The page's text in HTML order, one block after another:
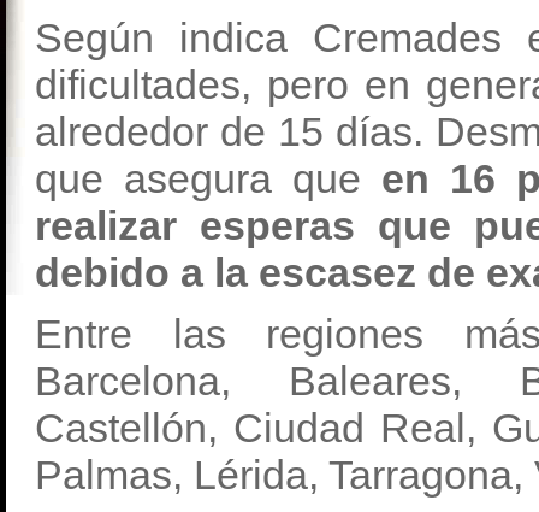
Según indica Cremades
dificultades, pero en
alrededor de 15 días.
que asegura que en 16
realizar esperas que
debido a la escasez de
Entre las regiones
Barcelona, Baleares,
Castellón, Ciudad Real,
Palmas, Lérida,